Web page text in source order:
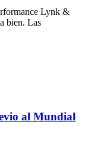
Lynk &
bien. Las
al Mundial